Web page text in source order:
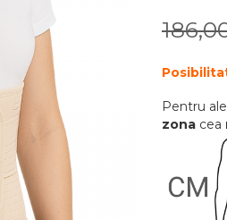
Pentru
zona cea